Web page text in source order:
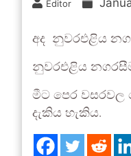
Editor
අද නුවරඑළිය
නුවරඑළිය
මීට පෙර වසරවල
දැකිය හැකිය.